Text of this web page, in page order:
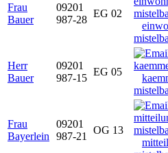
Frau
Bauer
09201
987-28
EG 02
Herr
Bauer
09201
987-15
EG 05
Frau
Bayerlein
09201
987-21
OG 13